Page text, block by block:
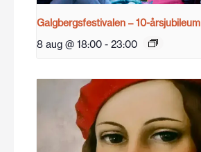
Galgbergsfestivalen – 10-årsjubileum
8 aug @ 18:00 - 23:00